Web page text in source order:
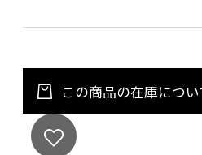
この商品の在庫につ